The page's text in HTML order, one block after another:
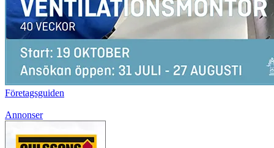
Företagsguiden
Annonser